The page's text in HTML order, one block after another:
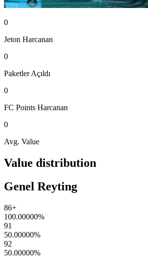
0
Jeton Harcanan
0
Paketler Açıldı
0
FC Points Harcanan
0
Avg. Value
Value distribution
Genel Reyting
86+
100.00000%
91
50.00000%
92
50.00000%